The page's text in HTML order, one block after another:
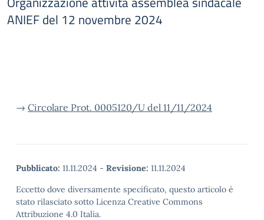
ANIEF del 12 novembre 2024
→ Circolare Prot. 0005120/U del 11/11/2024
Pubblicato: 11.11.2024 - Revisione: 11.11.2024
Eccetto dove diversamente specificato, questo articolo è
stato rilasciato sotto Licenza Creative Commons
Attribuzione 4.0 Italia.